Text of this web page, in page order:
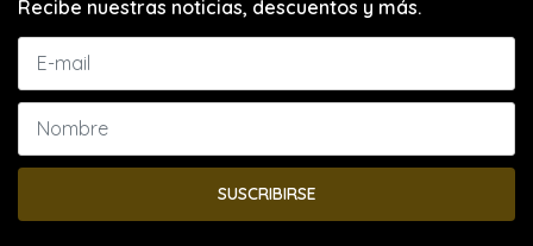
Recibe nuestras noticias, descuentos y más.
SUSCRIBIRSE